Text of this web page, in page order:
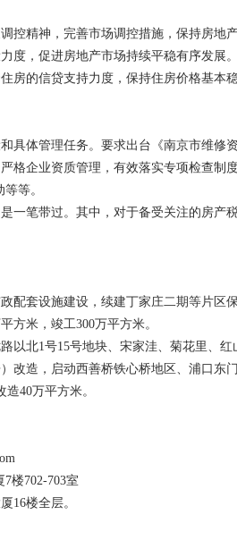
控精神，完善市场调控措施，保持房地
度，促进房地产市场持续平稳有序发展
房的信贷支持力度，保持住房价格基本
具体管理任务。要求出台《南京市维修
格企业资质管理，有效落实专项检查制
等。
一笔带过。其中，对于备受关注的房产
配套设施建设，续建丁家庄二期等片区
方米，竣工300万平方米。
以北1号15号地块、宋家洼、菊花里、红
改造，启动西善桥铁心桥地区、浦口东
40万平方米。
楼702-703室
16楼全层。